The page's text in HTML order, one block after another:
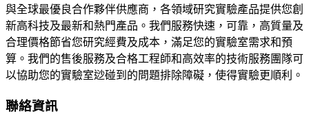
與全球最優良合作夥伴供應商，各領域研究實驗產品提供您創
新高科技及最新和熱門產品。我們服務快速，可靠，高質量及
合理價格節省您研究經費及成本，滿足您的實驗室需求和預
算。我們的售後服務及合格工程師和高效率的技術服務團隊可
以協助您的實驗室逤碰到的問題排除障礙，使得實驗更順利。
聯絡資訊